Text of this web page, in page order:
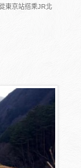
東京站搭乘JR北